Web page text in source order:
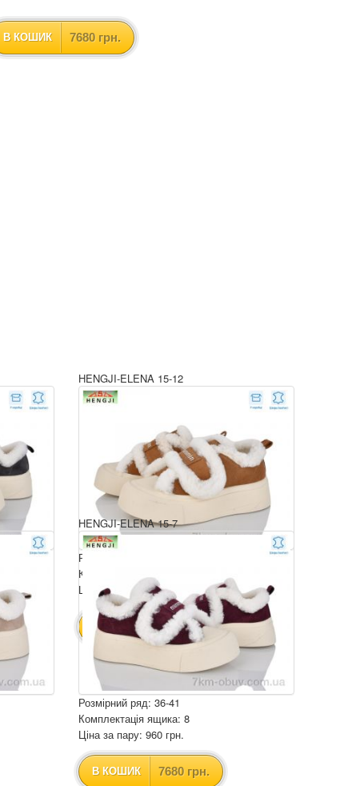
В КОШИК 7680 грн.
HENGJI-ELENA 15-12
Розмірний ряд: 36-41
Комплектація ящика: 8
Ціна за пару: 960 грн.
В КОШИК 7680 грн.
HENGJI-ELENA 15-7
Розмірний ряд: 36-41
Комплектація ящика: 8
Ціна за пару: 960 грн.
В КОШИК 7680 грн.